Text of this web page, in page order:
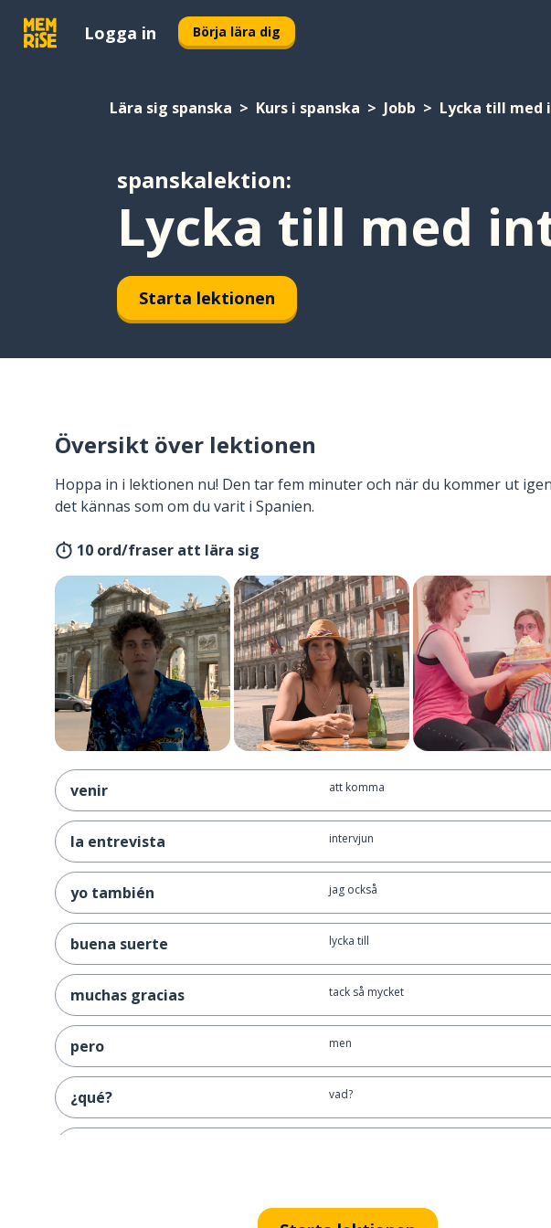
Logga in Börja lära dig
Lära sig spanska Kurs i spanska Jobb Lycka till med
spanskalektion:
Lycka till med
Starta lektionen
Översikt över lektionen
Hoppa in i lektionen nu! Den tar fem minuter och när du kommer ut
det kännas som om du varit i Spanien.
10 ord/fraser att lära sig
venir att komma
la entrevista intervjun
yo también jag också
buena suerte lycka till
muchas gracias tack så mycket
pero men
¿qué? vad?